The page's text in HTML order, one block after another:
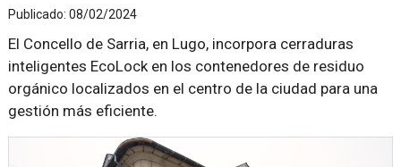
Publicado: 08/02/2024
El Concello de Sarria, en Lugo, incorpora cerraduras
inteligentes EcoLock en los contenedores de residuo
orgánico localizados en el centro de la ciudad para una
gestión más eficiente.